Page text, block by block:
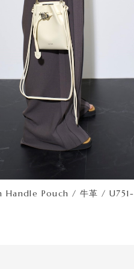
Handle Pouch / 牛革 / U751-